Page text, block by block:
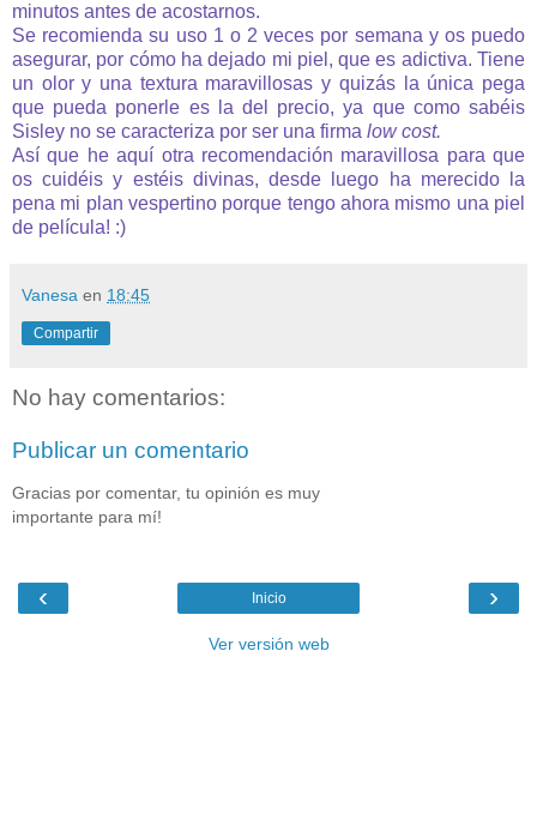
minutos antes de acostarnos.
Se recomienda su uso 1 o 2 veces por semana y os puedo
asegurar, por cómo ha dejado mi piel, que es adictiva. Tiene
un olor y una textura maravillosas y quizás la única pega
que pueda ponerle es la del precio, ya que como sabéis
Sisley no se caracteriza por ser una firma low cost.
Así que he aquí otra recomendación maravillosa para que
os cuidéis y estéis divinas, desde luego ha merecido la
pena mi plan vespertino porque tengo ahora mismo una piel
de película! :)
Vanesa en 18:45
Compartir
No hay comentarios:
Publicar un comentario
Gracias por comentar, tu opinión es muy
importante para mí!
‹ ›
Inicio
Ver versión web